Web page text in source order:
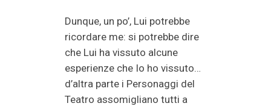
Dunque, un po’, Lui potrebbe
ricordare me: si potrebbe dire
che Lui ha vissuto alcune
esperienze che Io ho vissuto…
d’altra parte i Personaggi del
Teatro assomigliano tutti a